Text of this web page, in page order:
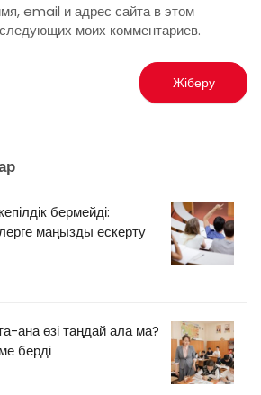
email и адрес сайта в этом
моих комментариев.
бермейді:
маңызды ескерту
ана өзі таңдай ала ма?
берді